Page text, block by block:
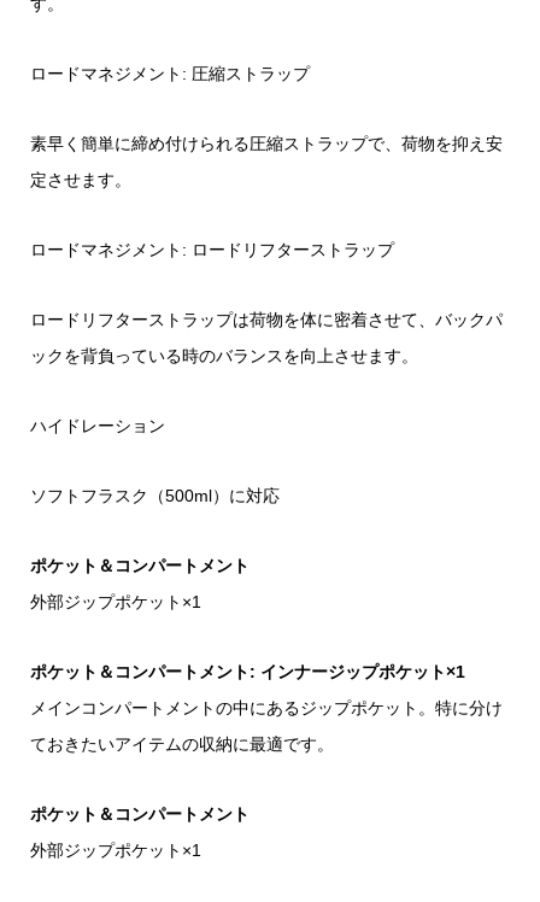
す。
ロードマネジメント: 圧縮ストラップ
素早く簡単に締め付けられる圧縮ストラップで、荷物を抑え安
定させます。
ロードマネジメント: ロードリフターストラップ
ロードリフターストラップは荷物を体に密着させて、バックパ
ックを背負っている時のバランスを向上させます。
ハイドレーション
ソフトフラスク（500ml）に対応
ポケット＆コンパートメント
外部ジップポケット×1
ポケット＆コンパートメント: インナージップポケット×1
メインコンパートメントの中にあるジップポケット。特に分け
ておきたいアイテムの収納に最適です。
ポケット＆コンパートメント
外部ジップポケット×1